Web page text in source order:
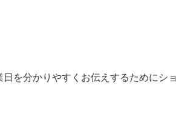
を分かりやすくお伝えするためにショ